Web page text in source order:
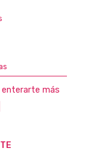
enterarte más